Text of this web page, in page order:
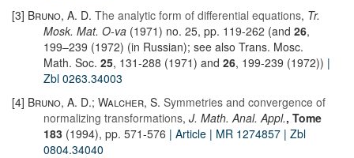
[3] Bruno, A. D. The analytic form of differential equations, Tr.
Mosk. Mat. O-va (1971) no. 25, pp. 119-262 (and 26,
199–239 (1972) (in Russian); see also Trans. Mosc.
Math. Soc. 25, 131-288 (1971) and 26, 199-239 (1972)) |
Zbl 0263.34003
[4] Bruno, A. D.; Walcher, S. Symmetries and convergence of
normalizing transformations, J. Math. Anal. Appl., Tome
183 (1994), pp. 571-576 | Article | MR 1274857 | Zbl
0804.34040